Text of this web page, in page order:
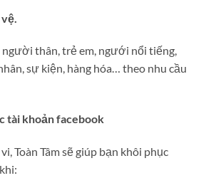
người thân, trẻ em, ngưới nổi tiếng,
sự kiện, hàng hóa… theo nhu cầu
tài khoản facebook
Toàn Tâm sẽ giúp bạn khôi phục